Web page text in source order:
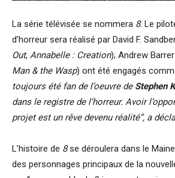
La série télévisée se nommera 8. Le
d’horreur sera réalisé par David F.
Out, Annabelle : Creation); Andrew
Man & the Wasp) ont été engagés
toujours été fan de l’oeuvre de Stephen
dans le registre de l’horreur. Avoir
projet est un rêve devenu réalité”, a
L’histoire de 8se déroulera dans le
des personnages principaux de la